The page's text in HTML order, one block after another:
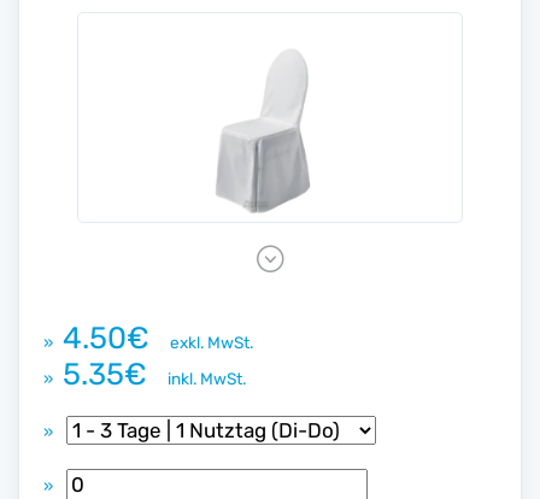
r
v
o
N
» 4.50€
exkl. MwSt.
» 5.35€ inkl. MwSt.
»
»